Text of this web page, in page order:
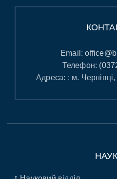
Email:
Телефон:
Адреса: : м.